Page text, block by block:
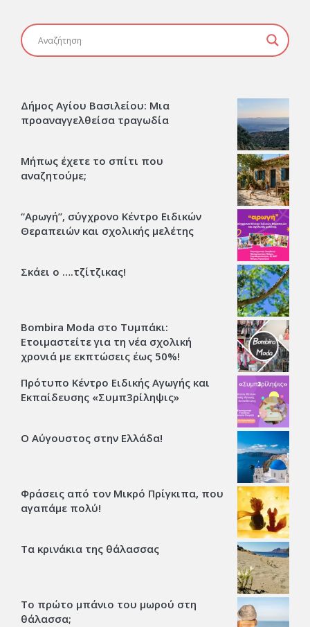
Δήμος Αγίου Βασιλείου: Μια
προαναγγελθείσα τραγωδία
Μήπως έχετε το σπίτι που
αναζητούμε;
“Αρωγή”, σύγχρονο Κέντρο Ειδικών
Θεραπειών και σχολικής μελέτης
Σκάει ο ….τζίτζικας!
Bombira Moda στο Τυμπάκι:
Ετοιμαστείτε για τη νέα σχολική
χρονιά με εκπτώσεις έως 50%!
Πρότυπο Κέντρο Ειδικής Αγωγής και
Εκπαίδευσης «Συμπ3ρίληψις»
Ο Αύγουστος στην Ελλάδα!
Φράσεις από τον Μικρό Πρίγκιπα, που
αγαπάμε πολύ!
Τα κρινάκια της θάλασσας
Το πρώτο μπάνιο του μωρού στη
θάλασσα;